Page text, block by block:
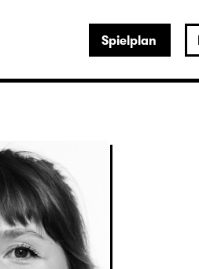
Spielplan